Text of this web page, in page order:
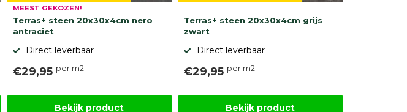
MEEST GEKOZEN!
Terras+ steen 20x30x4cm nero
antraciet
Direct leverbaar
€29,95 per m2
Bekijk product
Terras+ steen 20x30x4cm grijs
zwart
Direct leverbaar
€29,95 per m2
Bekijk product